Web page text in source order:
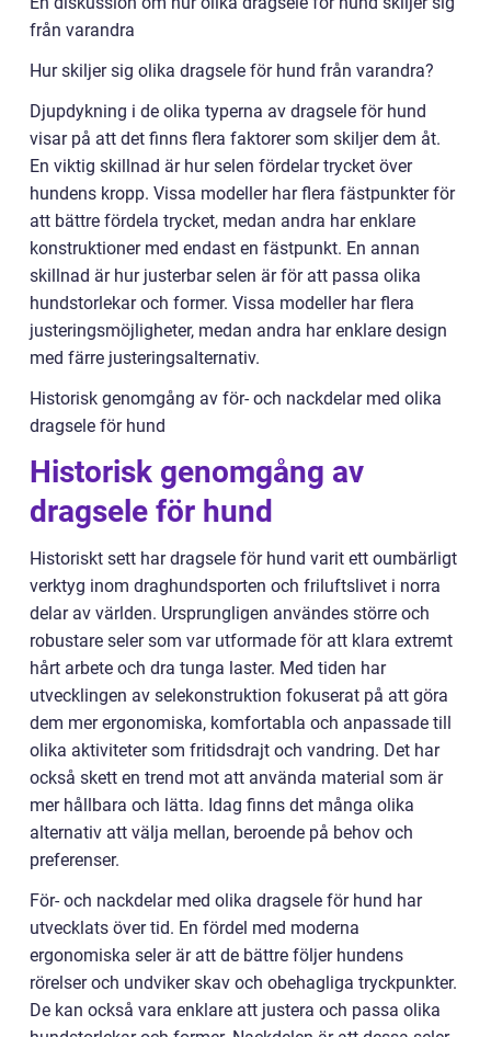
från varandra
Hur skiljer sig olika dragsele för hund från varandra?
Djupdykning i de olika typerna av dragsele för hund
visar på att det finns flera faktorer som skiljer dem åt.
En viktig skillnad är hur selen fördelar trycket över
hundens kropp. Vissa modeller har flera fästpunkter för
att bättre fördela trycket, medan andra har enklare
konstruktioner med endast en fästpunkt. En annan
skillnad är hur justerbar selen är för att passa olika
hundstorlekar och former. Vissa modeller har flera
justeringsmöjligheter, medan andra har enklare design
med färre justeringsalternativ.
Historisk genomgång av för- och nackdelar med olika
dragsele för hund
Historisk genomgång av
dragsele för hund
Historiskt sett har dragsele för hund varit ett oumbärligt
verktyg inom draghundsporten och friluftslivet i norra
delar av världen. Ursprungligen användes större och
robustare seler som var utformade för att klara extremt
hårt arbete och dra tunga laster. Med tiden har
utvecklingen av selekonstruktion fokuserat på att göra
dem mer ergonomiska, komfortabla och anpassade till
olika aktiviteter som fritidsdrajt och vandring. Det har
också skett en trend mot att använda material som är
mer hållbara och lätta. Idag finns det många olika
alternativ att välja mellan, beroende på behov och
preferenser.
För- och nackdelar med olika dragsele för hund har
utvecklats över tid. En fördel med moderna
ergonomiska seler är att de bättre följer hundens
rörelser och undviker skav och obehagliga tryckpunkter.
De kan också vara enklare att justera och passa olika